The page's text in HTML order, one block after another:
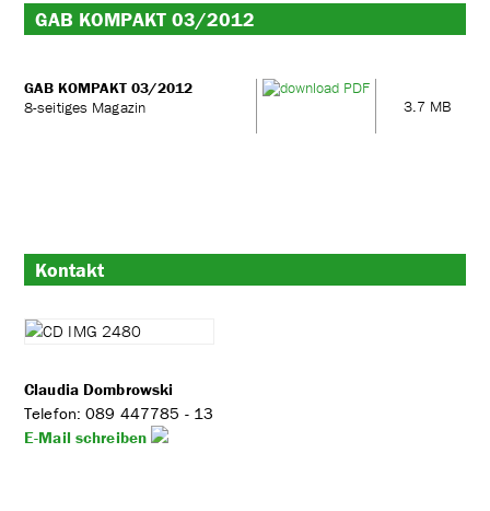
GAB KOMPAKT 03/2012
GAB KOMPAKT 03/2012
8-seitiges Magazin
3.7 MB
Kontakt
Claudia Dombrowski
Telefon: 089 447785 - 13
E-Mail schreiben